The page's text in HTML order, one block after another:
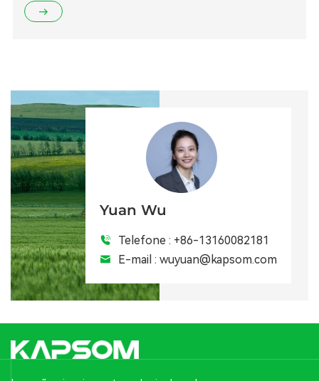
Yuan Wu
Telefone : +86-13160082181
E-mail : wuyuan@kapsom.com